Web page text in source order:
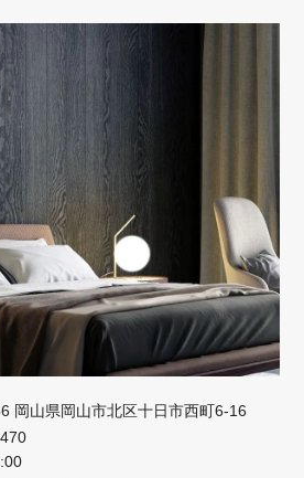
岡山県岡山市北区十日市西町6-16